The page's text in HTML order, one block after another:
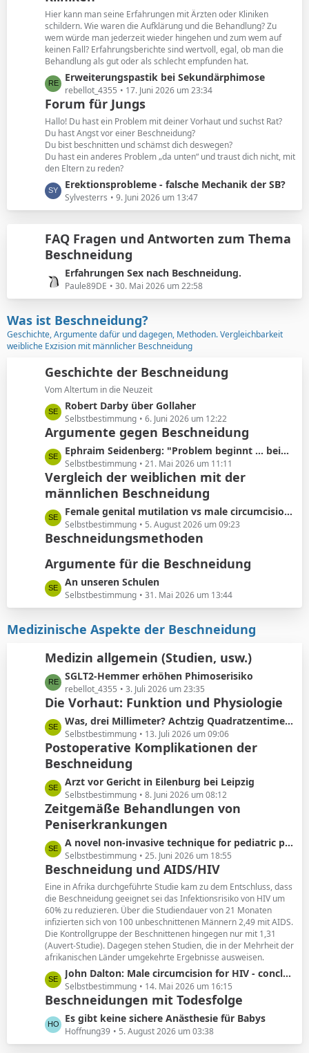
e
t
e
B
e
i
t
r
ä
g
e
Hier kann man seine Erfahrungen mit Ärzten oder Kliniken
schildern. Wie waren die Aufklärung und die Behandlung? Zu
wem würde man jederzeit wieder hingehen und zum wem auf
keinen Fall? Erfahrungsberichte sind wertvoll, egal, ob man die
Behandlung als gut oder als schlecht empfunden hat.
L
e
t
z
t
e
B
e
i
t
g
e
Erweiterungspastik bei Sekundärphimose
rebellot_4355 17. Juni 2026 um 23:34
Forum für Jungs
Hallo! Du hast ein Problem mit deiner Vorhaut und suchst Rat?
Du hast Angst vor einer Beschneidung?
Du bist beschnitten und schämst dich deswegen?
Du hast ein anderes Problem „da unten“ und traust dich nicht, mit
den Eltern zu reden?
L
e
t
t
e
e
r
ä
g
Erektionsprobleme - falsche Mechanik der SB?
Sylvesterrs 9. Juni 2026 um 13:47
FAQ Fragen und Antworten zum Thema
Beschneidung
L
e
t
z
t
e
e
i
t
r
ä
g
e
Erfahrungen Sex nach Beschneidung.
Paule89DE 30. Mai 2026 um 22:58
Was ist Beschneidung?
Geschichte, Argumente dafür und dagegen, Methoden. Vergleichbarkeit
weibliche Exzision mit männlicher Beschneidung
Geschichte der Beschneidung
Vom Altertum in die Neuzeit
L
e
t
z
t
e
B
e
i
r
ä
g
e
Robert Darby über Gollaher
Selbstbestimmung 6. Juni 2026 um 12:22
Argumente gegen Beschneidung
L
e
t
z
e
B
e
i
r
e
Ephraim Seidenberg: "Problem beginnt ... beim Abschneiden der Vorhaut"
Selbstbestimmung 21. Mai 2026 um 11:11
Vergleich der weiblichen mit der
männlichen Beschneidung
L
e
t
t
e
B
e
i
t
ä
g
e
Female genital mutilation vs male circumcision: Understanding the differences
Selbstbestimmung 5. August 2026 um 09:23
Beschneidungsmethoden
Argumente für die Beschneidung
L
e
t
z
t
e
B
e
i
t
r
ä
g
e
An unseren Schulen
Selbstbestimmung 31. Mai 2026 um 13:44
Medizinische Aspekte der Beschneidung
Medizin allgemein (Studien, usw.)
L
e
t
z
t
e
B
e
i
r
ä
g
e
SGLT2-Hemmer erhöhen Phimoserisiko
rebellot_4355 3. Juli 2026 um 23:35
Die Vorhaut: Funktion und Physiologie
L
e
t
z
e
B
e
i
t
r
ä
g
e
Was, drei Millimeter? Achtzig Quadratzentimeter!
Selbstbestimmung 13. Juli 2026 um 09:06
Postoperative Komplikationen der
Beschneidung
L
e
t
z
e
B
e
i
t
r
ä
g
e
Arzt vor Gericht in Eilenburg bei Leipzig
Selbstbestimmung 8. Juni 2026 um 08:12
Zeitgemäße Behandlungen von
Peniserkrankungen
L
e
t
z
t
e
B
e
i
r
ä
g
e
A novel non-invasive technique for pediatric phimosis treatment
Selbstbestimmung 25. Juni 2026 um 18:55
Beschneidung und AIDS/HIV
Eine in Afrika durchgeführte Studie kam zu dem Entschluss, dass
die Beschneidung geeignet sei das Infektionsrisiko von HIV um
60% zu reduzieren. Über die Studiendauer von 21 Monaten
infizierten sich von 100 unbeschnittenen Männern 2,49 mit AIDS.
Die Kontrollgruppe der Beschnittenen hingegen nur mit 1,31
(Auvert-Studie). Dagegen stehen Studien, die in der Mehrheit der
afrikanischen Länder umgekehrte Ergebnisse ausweisen.
L
e
t
z
t
e
John Dalton: Male circumcision for HIV - conclusions sensitive to assumptions
Selbstbestimmung 14. Mai 2026 um 16:15
Beschneidungen mit Todesfolge
L
e
t
Es gibt keine sichere Anästhesie für Babys
Hoffnung39 5. August 2026 um 03:38